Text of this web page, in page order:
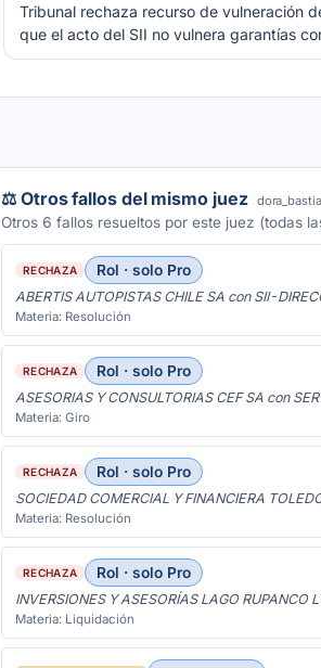
Tribunal rechaza recurso de vulneración
que el acto del SII no vulnera garantías
⚖️ Otros fallos del mismo juez
Otros 6 fallos resueltos por este juez (todas
RECHAZA Rol · solo Pro
ABERTIS AUTOPISTAS CHILE SA con SII-
Materia: Resolución
RECHAZA Rol · solo Pro
ASESORIAS Y CONSULTORIAS CEF SA con
Materia: Giro
RECHAZA Rol · solo Pro
SOCIEDAD COMERCIAL Y FINANCIERA
Materia: Resolución
RECHAZA Rol · solo Pro
INVERSIONES Y ASESORÍAS LAGO RUPANCO
Materia: Liquidación